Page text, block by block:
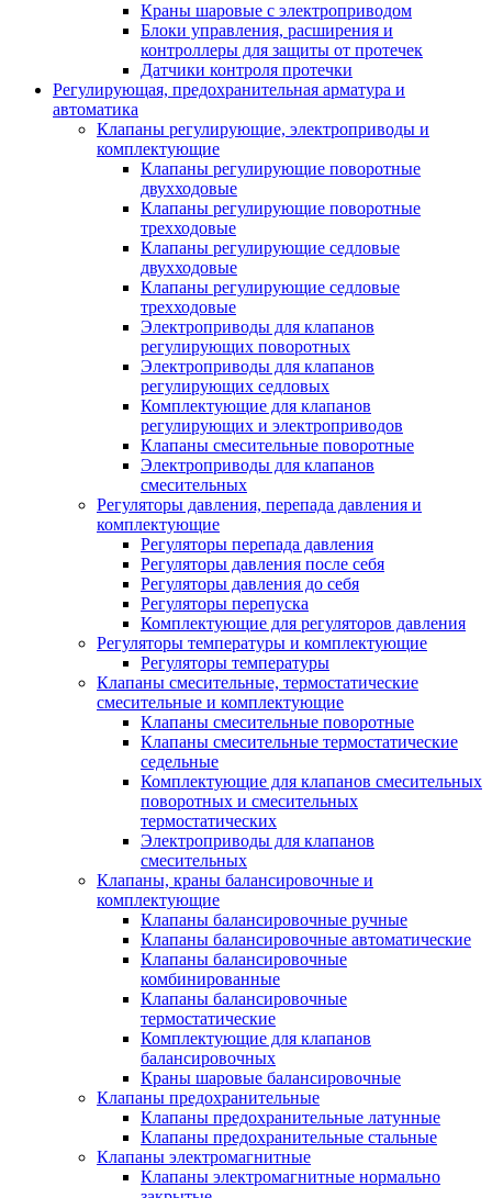
Краны шаровые с электроприводом
Блоки управления, расширения и
контроллеры для защиты от протечек
Датчики контроля протечки
Регулирующая, предохранительная арматура и
автоматика
Клапаны регулирующие, электроприводы и
комплектующие
Клапаны регулирующие поворотные
двухходовые
Клапаны регулирующие поворотные
трехходовые
Клапаны регулирующие седловые
двухходовые
Клапаны регулирующие седловые
трехходовые
Электроприводы для клапанов
регулирующих поворотных
Электроприводы для клапанов
регулирующих седловых
Комплектующие для клапанов
регулирующих и электроприводов
Клапаны смесительные поворотные
Электроприводы для клапанов
смесительных
Регуляторы давления, перепада давления и
комплектующие
Регуляторы перепада давления
Регуляторы давления после себя
Регуляторы давления до себя
Регуляторы перепуска
Комплектующие для регуляторов давления
Регуляторы температуры и комплектующие
Регуляторы температуры
Клапаны смесительные, термостатические
смесительные и комплектующие
Клапаны смесительные поворотные
Клапаны смесительные термостатические
седельные
Комплектующие для клапанов смесительных
поворотных и смесительных
термостатических
Электроприводы для клапанов
смесительных
Клапаны, краны балансировочные и
комплектующие
Клапаны балансировочные ручные
Клапаны балансировочные автоматические
Клапаны балансировочные
комбинированные
Клапаны балансировочные
термостатические
Комплектующие для клапанов
балансировочных
Краны шаровые балансировочные
Клапаны предохранительные
Клапаны предохранительные латунные
Клапаны предохранительные стальные
Клапаны электромагнитные
Клапаны электромагнитные нормально